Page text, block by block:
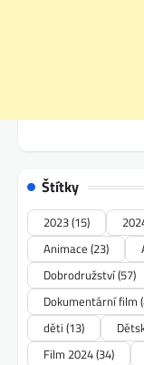
Štítky
2023(15)
Animace (23)
Dobrodružství(57)
Dokumentární film
děti (13)
Film 2024(34)